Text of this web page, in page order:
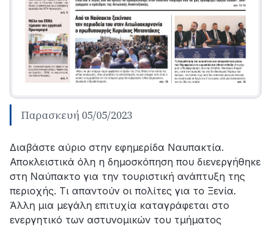
Παρασκευή 05/05/2023
Διαβάστε αύριο στην εφημερίδα Ναυπακτία.
Αποκλειστικά όλη η δημοσκόπηση που διενεργήθηκε
στη Ναύπακτο για την τουριστική ανάπτυξη της
περιοχής. Τι απαντούν οι πολίτες για το Ξενία.
Άλλη μια μεγάλη επιτυχία καταγράφεται στο
ενεργητικό των αστυνομικών του τμήματος